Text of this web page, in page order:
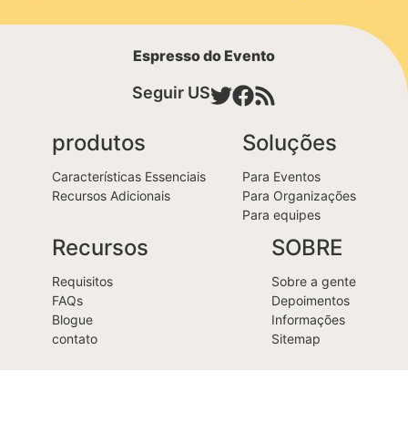
Espresso do Evento
Seguir US
produtos
Características Essenciais
Recursos Adicionais
Soluções
Para Eventos
Para Organizações
Para equipes
Recursos
Requisitos
FAQs
Blogue
contato
SOBRE
Sobre a gente
Depoimentos
Informações
Sitemap